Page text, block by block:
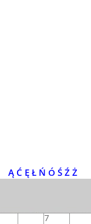
Ą Ć Ę Ł Ń Ó Ś Ź Ż
7